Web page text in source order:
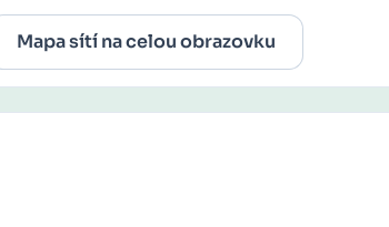
Mapa sítí na celou obrazovku